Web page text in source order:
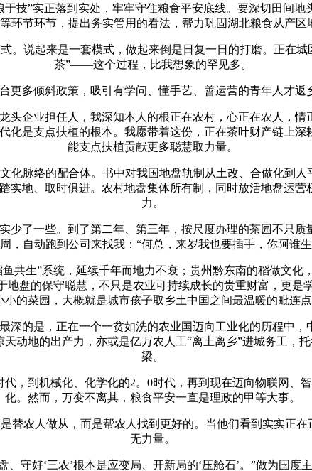
技”实正落到实处，牢牢守住粮食平安底线。要深切田间
环节环节，提出务实管用的看法，帮力巩固湖北粮食从产区
说起来是一套模式，做起来倒是日复一日的打磨。正在城
茶”——这个过程，比我想象的罕见多。
多倾斜政策，吸引有学问、懂手艺、善运营的青年人才返
业担任人，我深知本人的根正在农村，心正在农人，情
化是支点扶植的根本。我愿带着这份，正在茶叶财产链上
能支点扶植贡献更多聪慧取力量。
脉络的配合体。书中对我国地盘轨制从土改、合做化到人
实地、取时俱进。农村地盘集体所有制，同时放活地盘运
力。
一些。到了第二年、第三年，按尺度办理的茶园不只质
，自动跑到公司来找我：“何总，来岁我也要插手，你阿谁
生”系统，延续千年而地力不衰；贵州黔东南的稻做文化
盘的保守聪慧，不只是农业可持续成长的贵重财富，更是
小的菜园，大概就是城市孩子取乡土中国之间最温暖的毗连点
的是，正在一个一贫如洗的农业国迈向工业化的历程中，
动地的出产力，亦或是亿万农人工“离土离乡”进城务工
梁。
到机械化、化学化的2。0时代，再到现在迈向物联网、
化。然而，万变不离其，粮食平安一直是理政的甲等大事。
农人做从，而是帮农人找到更好的。当他们看到实实正在
无力量。
好‘三农’根本是应变局、开新局的‘压舱石’。”做为国度